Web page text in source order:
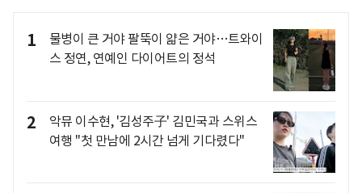
1
물병이 큰 거야 팔뚝이 얇은 거야…트와이
스 정연, 연예인 다이어트의 정석
2
악뮤 이수현, '김성주子' 김민국과 스위스
여행 "첫 만남에 2시간 넘게 기다렸다"